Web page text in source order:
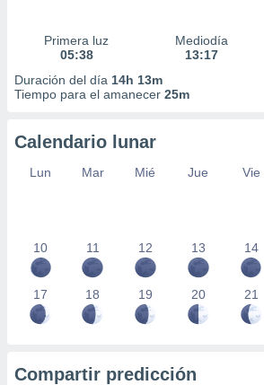
Primera luz
05:38
Mediodía
13:17
Duración del día 14h 13m
Tiempo para el amanecer 25m
Calendario lunar
Lun Mar Mié Jue Vie
10 11 12 13 14
17 18 19 20 21
Compartir predicción